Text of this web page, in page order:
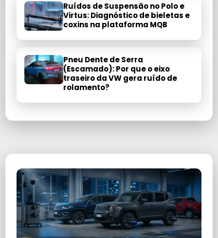
Ruídos de Suspensão no Polo e
Virtus: Diagnóstico de bieletas e
coxins na plataforma MQB
Pneu Dente de Serra
(Escamado): Por que o eixo
traseiro da VW gera ruído de
rolamento?